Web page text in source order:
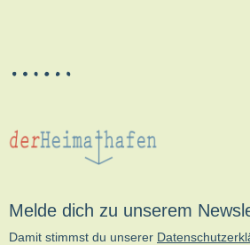
Melde dich zu unserem
Damit stimmst du unserer